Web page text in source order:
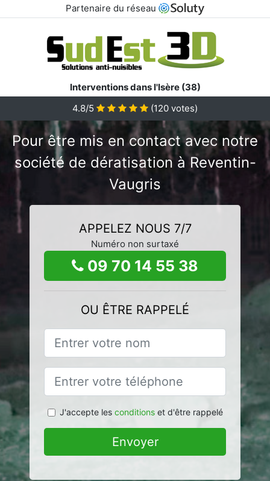
Partenaire du réseau
Interventions dans l'Isère (38)
4.8/5
(120 votes)
Pour être mis en contact avec notre
société de dératisation à Reventin-
Vaugris
APPELEZ NOUS 7/7
Numéro non surtaxé
09 70 14 55 38
OU ÊTRE RAPPELÉ
J'accepte les conditionset d'être rappelé
Envoyer